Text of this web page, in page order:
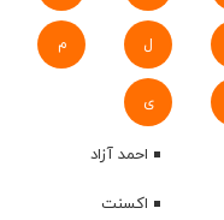
ل م
ی
احمد آزاد
اکسنت